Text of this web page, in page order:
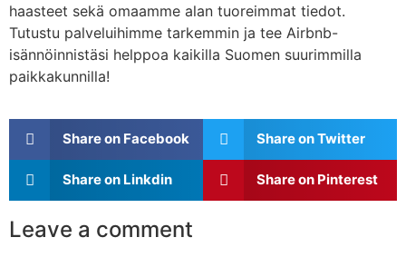
haasteet sekä omaamme alan tuoreimmat tiedot.
Tutustu palveluihimme tarkemmin ja tee Airbnb-
isännöinnistäsi helppoa kaikilla Suomen suurimmilla
paikkakunnilla!
Share on Facebook Share on Twitter
Share on Linkdin Share on Pinterest
Leave a comment